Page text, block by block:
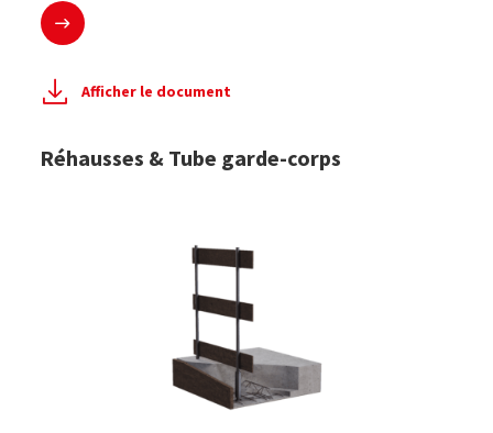
En savoir plus
Afficher le document
Réhausses & Tube garde-corps